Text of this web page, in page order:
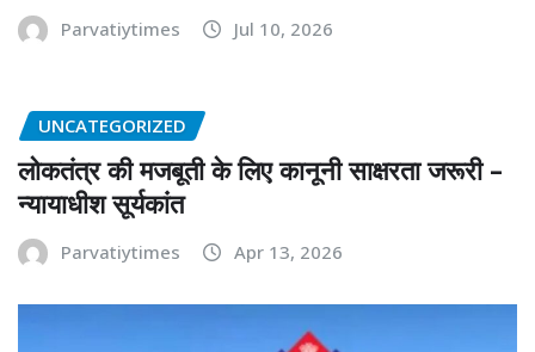
Parvatiytimes Jul 10, 2026
UNCATEGORIZED
लोकतंत्र की मजबूती के लिए कानूनी साक्षरता जरूरी –
न्यायाधीश सूर्यकांत
Parvatiytimes Apr 13, 2026